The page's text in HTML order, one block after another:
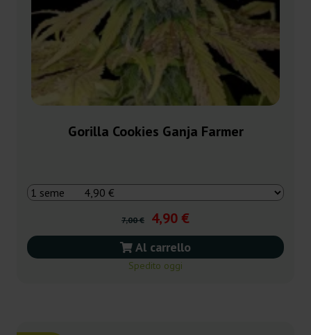
Gorilla Cookies Ganja Farmer
7,00 € 4,90 €
Al carrello
Spedito oggi